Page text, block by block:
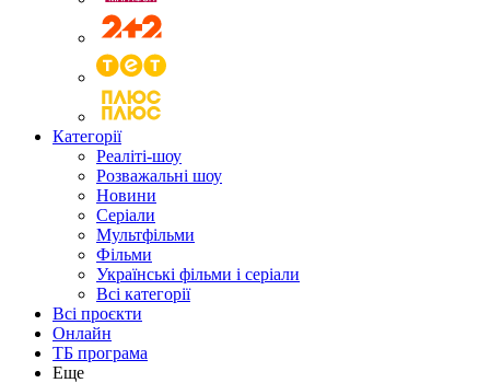
Категорії
Реаліті-шоу
Розважальні шоу
Новини
Серіали
Мультфільми
Фільми
Українські фільми і серіали
Всі категорії
Всі проєкти
Онлайн
ТБ програма
Еще